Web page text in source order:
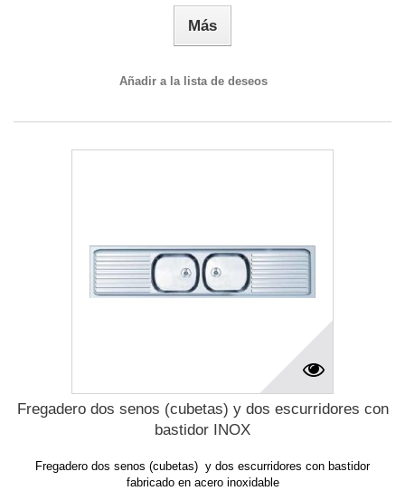
Más
Añadir a la lista de deseos
Fregadero dos senos (cubetas) y dos escurridores con
bastidor INOX
Fregadero dos senos (cubetas) y dos escurridores con bastidor
fabricado en acero inoxidable